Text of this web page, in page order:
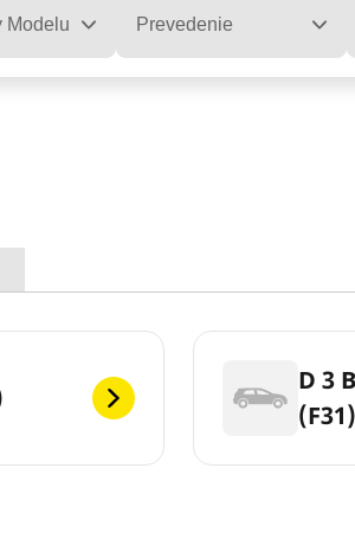
Modelu Prevedenie
D 3
(F31)